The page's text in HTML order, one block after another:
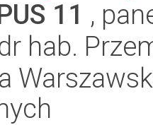
11 ,
hab.